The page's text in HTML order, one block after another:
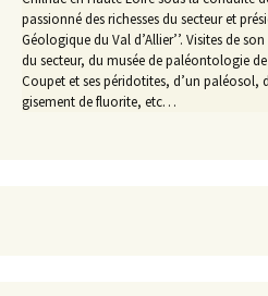
passionné des richesses du secteur et
Géologique du Val d’Allier’’. Visites de
du secteur, du musée de paléontologie
Coupet et ses péridotites, d’un paléosol,
gisement de fluorite, etc…